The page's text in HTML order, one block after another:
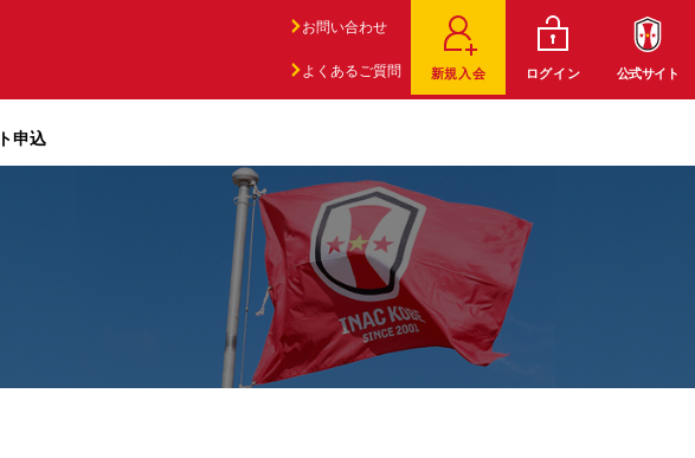
申込
新規入会 ログイン 公式サイト
お問い合わせ
よくあるご質問